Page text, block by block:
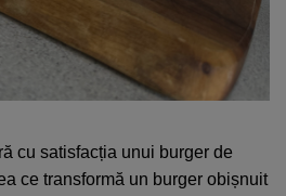
cu satisfacția unui burger de
ce transformă un burger obișnuit